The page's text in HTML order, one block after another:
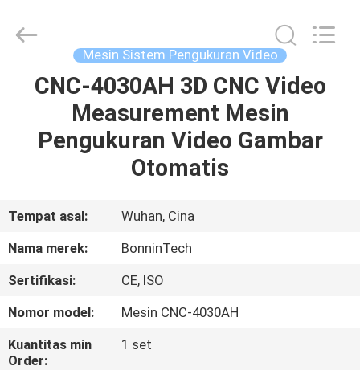
RUMAH
PRODUK
TENTANG
TUR
PABRIK
Technology
Mesin Sistem Pengukuran Video
CNC-4030AH 3D CNC Video
Measurement Mesin
Pengukuran Video Gambar
Otomatis
Tempat asal:
Wuhan, Cina
Nama merek:
BonninTech
Sertifikasi:
CE, ISO
Nomor model:
Mesin CNC-4030AH
Kuantitas min
Order:
1 set